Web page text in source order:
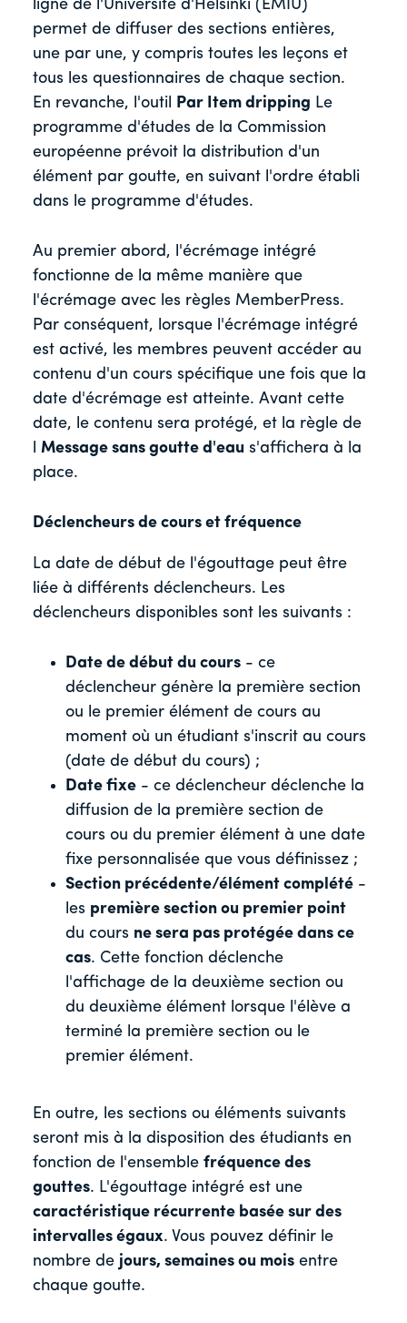
ligne de l'Université d'Helsinki (EMIU)
permet de diffuser des sections entières,
une par une, y compris toutes les leçons et
tous les questionnaires de chaque section.
En revanche, l'outil
Par Item dripping Le
programme d'études de la Commission
européenne prévoit la distribution d'un
élément par goutte, en suivant l'ordre établi
dans le programme d'études.
Au premier abord, l'écrémage intégré
fonctionne de la même manière que
l'écrémage avec les règles MemberPress.
Par conséquent, lorsque l'écrémage intégré
est activé, les membres peuvent accéder au
contenu d'un cours spécifique une fois que la
date d'écrémage est atteinte. Avant cette
date, le contenu sera protégé, et la règle de
Message sans goutte d'eau s'affichera à la
place.
Déclencheurs de cours et fréquence
La date de début de l'égouttage peut être
liée à différents déclencheurs. Les
déclencheurs disponibles sont les suivants :
Date de début du cours - ce
déclencheur génère la première section
ou le premier élément de cours au
moment où un étudiant s'inscrit au cours
(date de début du cours) ;
Date fixe - ce déclencheur déclenche la
diffusion de la première section de
cours ou du premier élément à une date
fixe personnalisée que vous définissez ;
Section précédente/élément complété -
les première section ou premier point
du cours ne sera pas protégée dans ce
cas. Cette fonction déclenche
l'affichage de la deuxième section ou
du deuxième élément lorsque l'élève a
terminé la première section ou le
premier élément.
En outre, les sections ou éléments suivants
seront mis à la disposition des étudiants en
fonction de l'ensemble fréquence des
gouttes. L'égouttage intégré est une
caractéristique récurrente basée sur des
intervalles égaux. Vous pouvez définir le
nombre de jours, semaines ou mois entre
chaque goutte.